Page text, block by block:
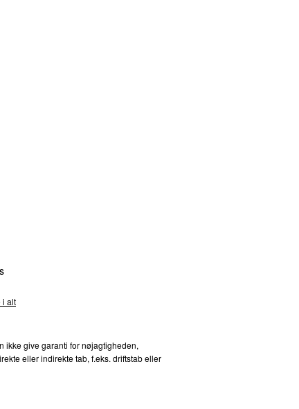
i alt
ikke give garanti for nøjagtigheden,
eller indirekte tab, f.eks. driftstab eller